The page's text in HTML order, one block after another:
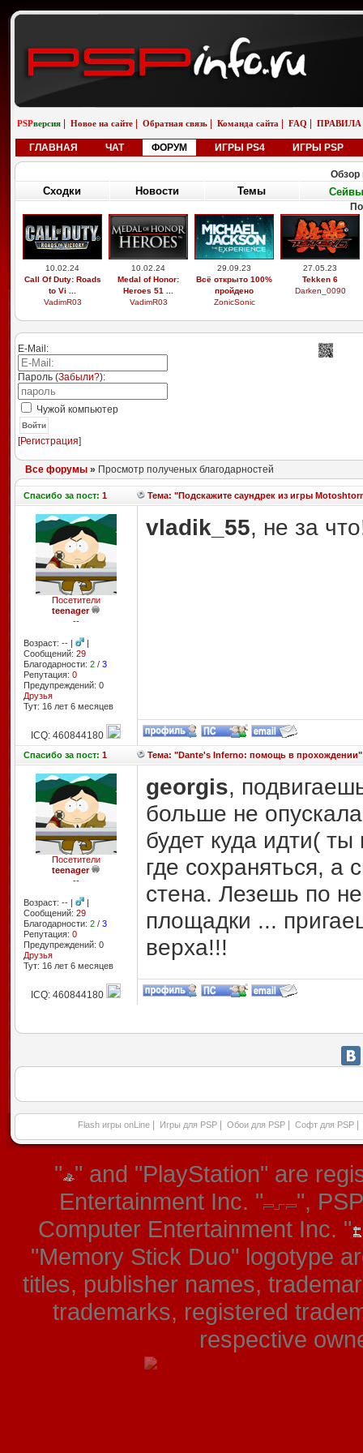
PSPверсия Новое на сайте Обратная связь Команда сайта FAQ ПРАВИЛА
ГЛАВНАЯ ЧАТ ФОРУМ ИГРЫ PS4 ИГРЫ PSP
Обзор
Сходки Новости Темы Сейвы
10.02.24
Call Of Duty: Roads
to Vi ...
VadimR03
10.02.24
Medal of Honor:
Heroes 51 ...
VadimR03
29.09.23
Всё открыто 100%
пройдено
ZonicSonic
27.05.23
Tekken 6
Darken_0090
E-Mail:
Пароль (Забыли?):
Чужой компьютер
Войти
[Регистрация]
Все форумы» Просмотр полученых благодарностей
Спасибоза пост: 1 Тема: "Подскажите саундрек из игры
Посетители
teenager
--
Возраст: -- |
|
Сообщений: 29
Благодарности: 2/ 3
Репутация: 0
Предупреждений: 0
Друзья
Тут: 16 лет 6 месяцев
vladik_55, не за
ICQ: 460844180
Спасибоза пост: 1 Тема: "Dante's Inferno: помощь в прохождении"
Посетители
teenager
--
Возраст: -- |
|
Сообщений: 29
Благодарности: 2/ 3
Репутация: 0
Предупреждений: 0
Друзья
Тут: 16 лет 6 месяцев
georgis,
больше не
будет куда идти(
где сохраняться, а
стена. Лезешь по
площадки ...
верха!!!
ICQ: 460844180
Flash игры onLine Игры для PSP Обои для PSP Софт для PSP
" " and "PlayStation" are
Entertainment Inc. "
",
Computer Entertainment Inc. "
"Memory Stick Duo" logotype
titles, publisher names,
trademarks, registered
respective